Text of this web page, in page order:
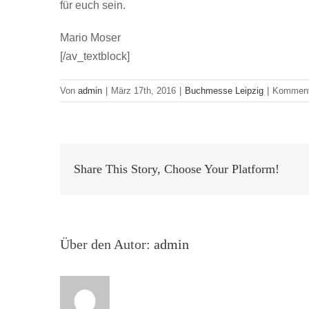
für euch sein.
Mario Moser
[/av_textblock]
Von admin März 17th, 2016 Buchmesse Leipzig
Share This Story, Choose Your Platform!
Über den Autor: admin